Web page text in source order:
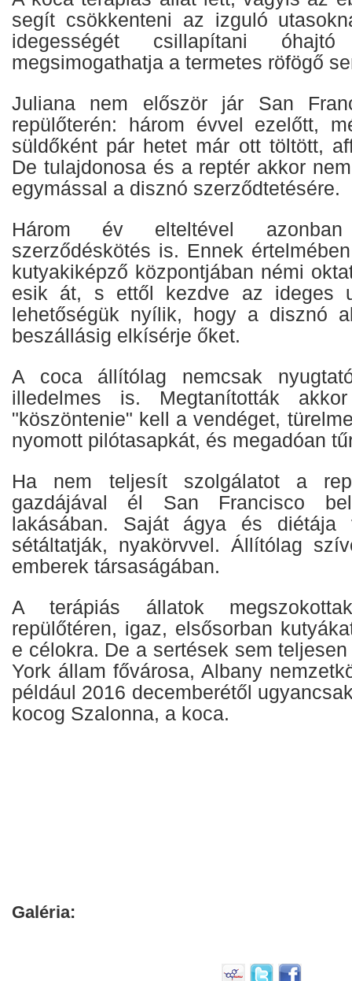
segít csökkenteni az izguló
idegességét csillapítani
megsimogathatja a termetes röfögő
Juliana nem először jár San
repülőterén: három évvel ezelőtt,
süldőként pár hetet már ott töltött,
De tulajdonosa és a reptér akkor
egymással a disznó szerződtetésére.
Három év elteltével
szerződéskötés is. Ennek
kutyakiképző központjában némi
esik át, s ettől kezdve az ideges
lehetőségük nyílik, hogy a disznó
beszállásig elkísérje őket.
A coca állítólag nemcsak
illedelmes is. Megtanították
"köszöntenie" kell a vendéget,
nyomott pilótasapkát, és megadóan
Ha nem teljesít szolgálatot a
gazdájával él San Francisco
lakásában. Saját ágya és diétája
sétáltatják, nyakörvvel. Állítólag
emberek társaságában.
A terápiás állatok
repülőtéren, igaz, elsősorban
e célokra. De a sertések sem
York állam fővárosa, Albany
például 2016 decemberétől
kocog Szalonna, a koca.
Galéria: